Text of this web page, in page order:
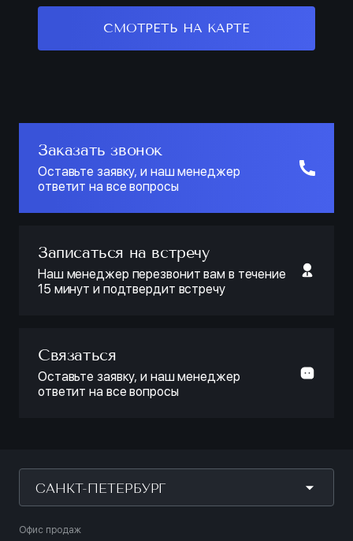
СМОТРЕТЬ НА КАРТЕ
Заказать звонок
Оставьте заявку, и наш менеджер
ответит на все вопросы
Записаться на встречу
Наш менеджер перезвонит вам в течение
15 минут и подтвердит встречу
Связаться
Оставьте заявку, и наш менеджер
ответит на все вопросы
САНКТ-ПЕТЕРБУРГ
Офис продаж